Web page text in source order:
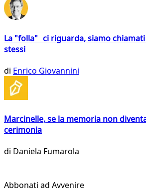
La "folla" ci riguarda, siamo
stessi
di Enrico Giovannini
Marcinelle, se la memoria non
cerimonia
di Daniela Fumarola
Abbonati ad Avvenire